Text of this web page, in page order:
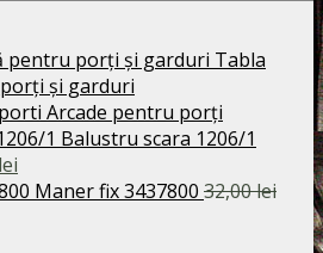
Tabla
și garduri
Arcade pentru porți
Balustru scara 1206/1
lei
curent
Maner fix 3437800 32,00lei